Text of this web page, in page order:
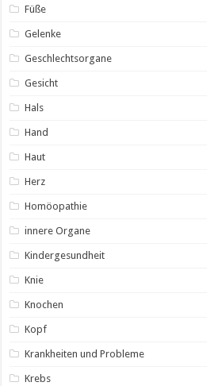
Füße
Gelenke
Geschlechtsorgane
Gesicht
Hals
Hand
Haut
Herz
Homöopathie
innere Organe
Kindergesundheit
Knie
Knochen
Kopf
Krankheiten und Probleme
Krebs